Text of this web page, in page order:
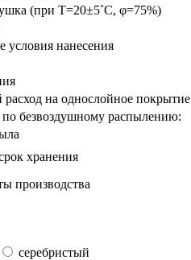
(при Т=20±5˚C, φ=75%)
условия нанесения
расход на однослойное покрытие
безвоздушному распылению:
хранения
производства
серебристый